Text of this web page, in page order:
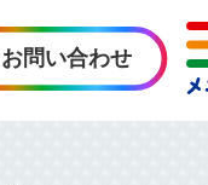
お問い合わせ